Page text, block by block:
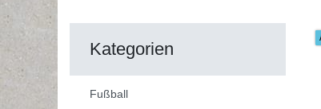
Kategorien
Fußball